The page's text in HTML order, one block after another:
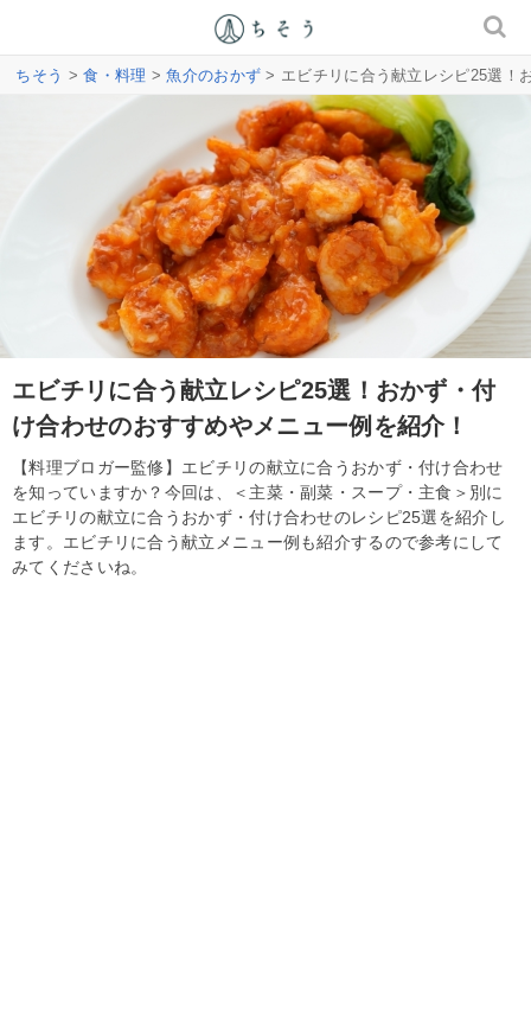
ちそう >食・料理 >魚介のおかず > エビチリに合う献立レシピ25選！
エビチリに合う献立レシピ25選！おかず・付
け合わせのおすすめやメニュー例を紹介！
【料理ブロガー監修】エビチリの献立に合うおかず・付け合わせ
を知っていますか？今回は、＜主菜・副菜・スープ・主食＞別に
エビチリの献立に合うおかず・付け合わせのレシピ25選を紹介し
ます。エビチリに合う献立メニュー例も紹介するので参考にして
みてくださいね。